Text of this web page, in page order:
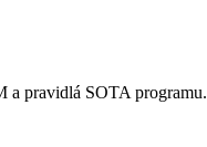
a pravidlá SOTA programu.